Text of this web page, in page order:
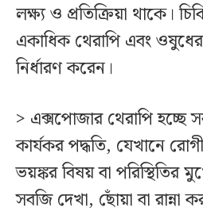
লক্ষ্য ও প্রতিক্রিয়া থাকে।
একাধিক থেরাপি এবং ওষুধের
নির্ধারণ করেন।
> এক্সপোজার থেরাপি হচ্ছে
কার্যকর পদ্ধতি, যেখানে
ভয়ঙ্কর বিষয় বা
সবজি দেখা, ছোঁয়া বা রান্না